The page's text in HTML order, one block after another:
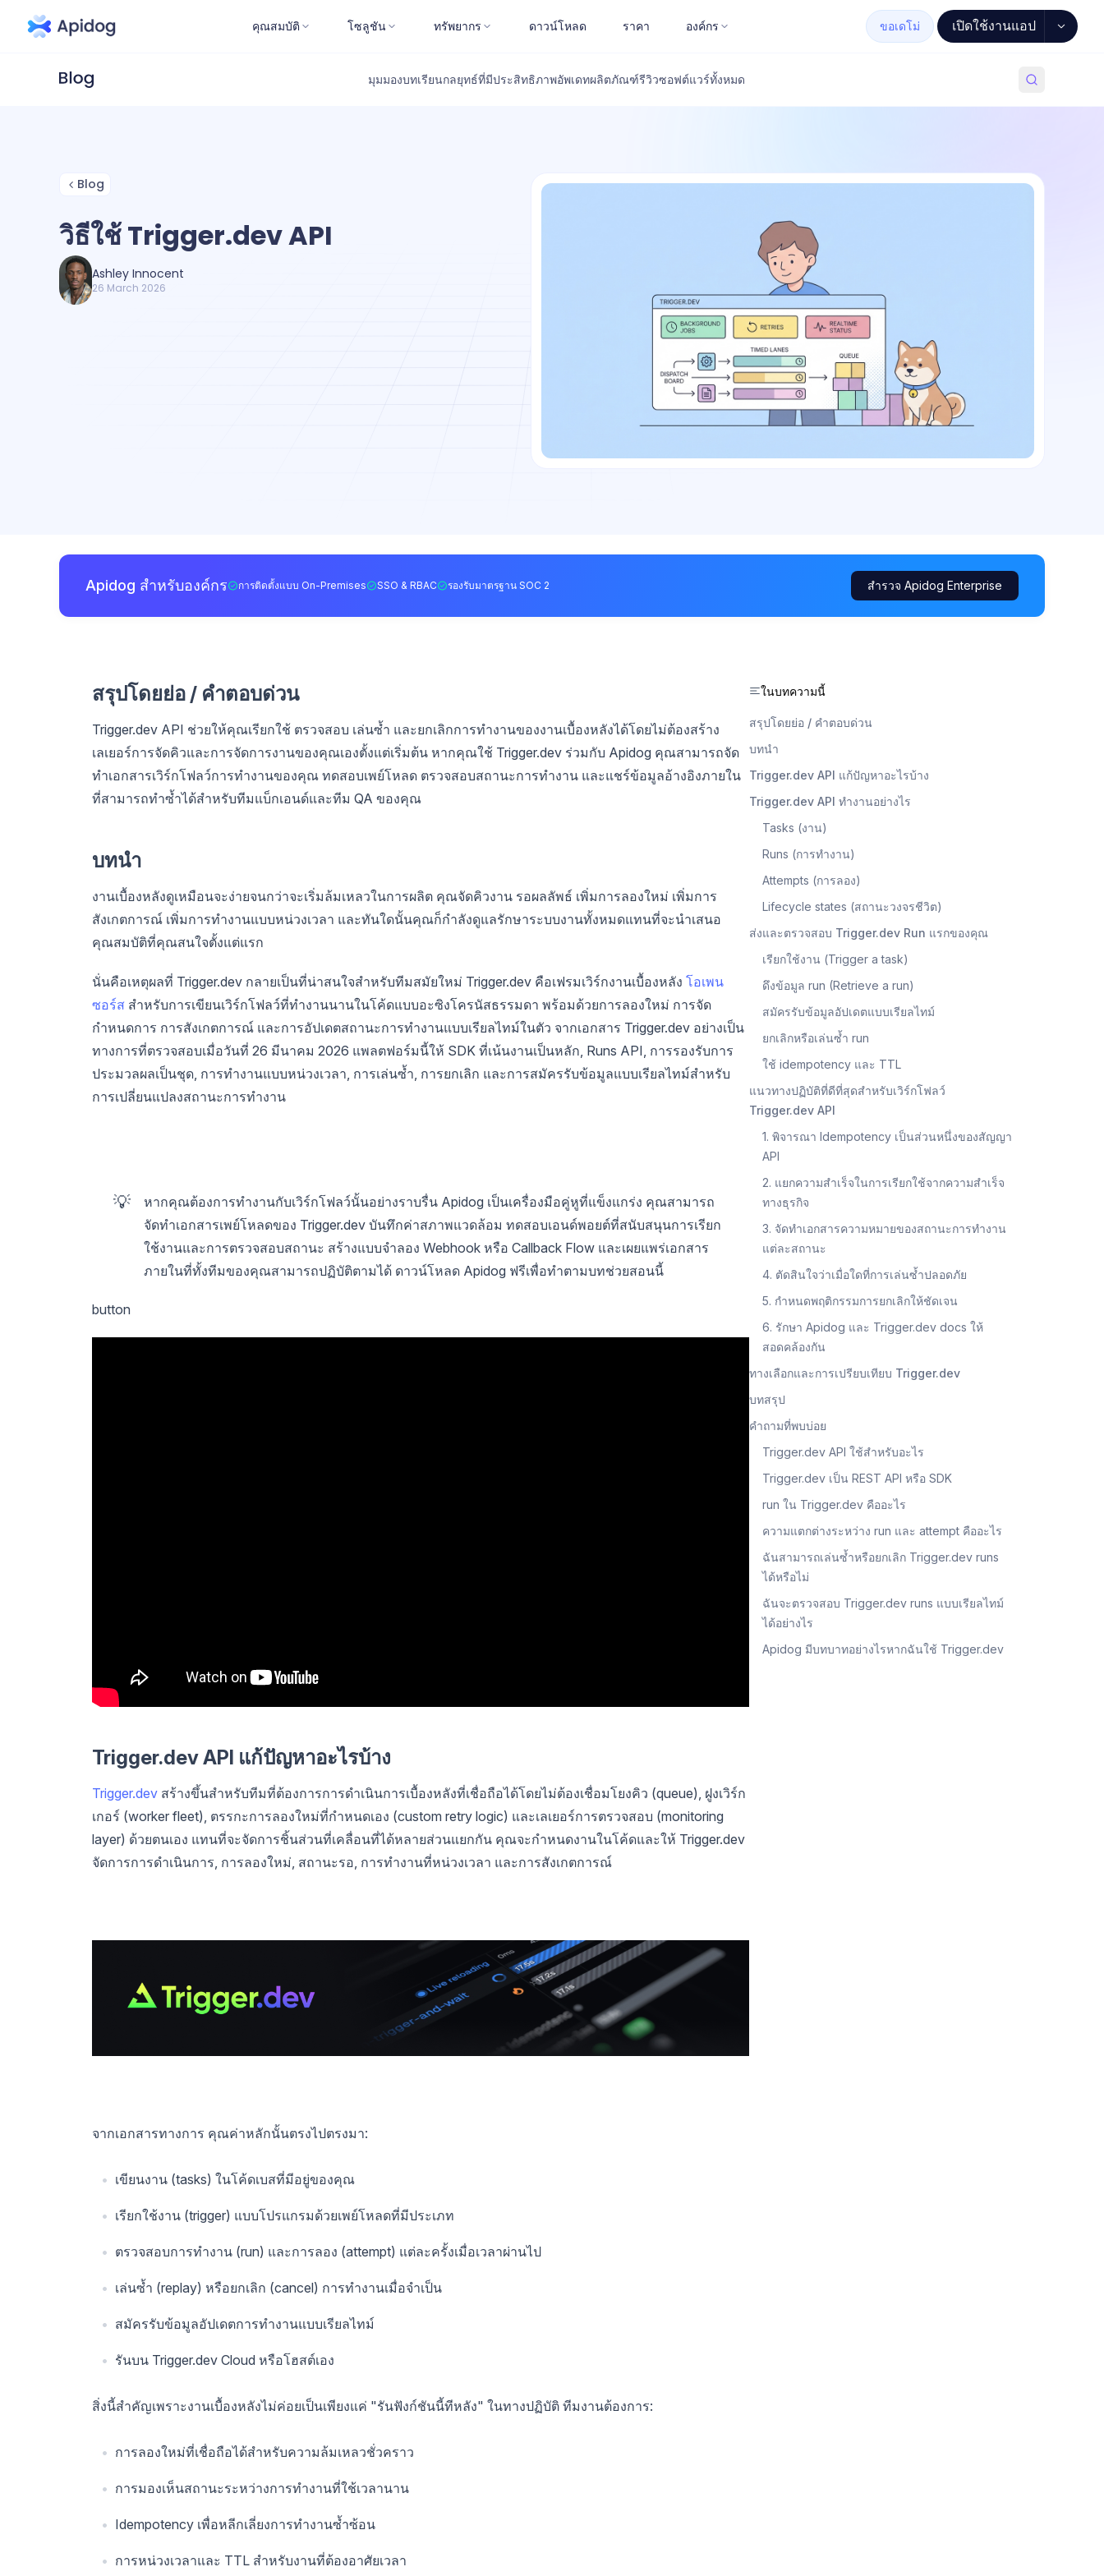
คุณสมบัติ โซลูชัน ทรัพยากร ดาวน์โหลด ราคา องค์กร ขอเดโม่ เปิดใช้งานแอป
มุมมองบทเรียนกลยุทธ์ที่มีประสิทธิภาพอัพเดทผลิตภัณฑ์รีวิวซอฟต์แวร์ทั้งหมด
Blog
วิธีใช้ Trigger.dev API
Ashley Innocent
26 March 2026
Apidog สำหรับองค์กร การติดตั้งแบบ On-Premises SSO & RBAC รองรับมาตรฐาน SOC 2 สำรวจ Apidog Enterprise
สรุปโดยย่อ / คำตอบด่วน
Trigger.dev API ช่วยให้คุณเรียกใช้ ตรวจสอบ เล่นซ้ำ และยกเลิกการทำงานของงานเบื้องหลังได้โดยไม่ต้องสร้าง
เลเยอร์การจัดคิวและการจัดการงานของคุณเองตั้งแต่เริ่มต้น หากคุณใช้ Trigger.dev ร่วมกับ Apidog คุณสามารถจัด
ทำเอกสารเวิร์กโฟลว์การทำงานของคุณ ทดสอบเพย์โหลด ตรวจสอบสถานะการทำงาน และแชร์ข้อมูลอ้างอิงภายใน
ที่สามารถทำซ้ำได้สำหรับทีมแบ็กเอนด์และทีม QA ของคุณ
บทนำ
งานเบื้องหลังดูเหมือนจะง่ายจนกว่าจะเริ่มล้มเหลวในการผลิต คุณจัดคิวงาน รอผลลัพธ์ เพิ่มการลองใหม่ เพิ่มการ
สังเกตการณ์ เพิ่มการทำงานแบบหน่วงเวลา และทันใดนั้นคุณก็กำลังดูแลรักษาระบบงานทั้งหมดแทนที่จะนำเสนอ
คุณสมบัติที่คุณสนใจตั้งแต่แรก
นั่นคือเหตุผลที่ Trigger.dev กลายเป็นที่น่าสนใจสำหรับทีมสมัยใหม่ Trigger.dev คือเฟรมเวิร์กงานเบื้องหลัง โอเพน
ซอร์ส สำหรับการเขียนเวิร์กโฟลว์ที่ทำงานนานในโค้ดแบบอะซิงโครนัสธรรมดา พร้อมด้วยการลองใหม่ การจัด
กำหนดการ การสังเกตการณ์ และการอัปเดตสถานะการทำงานแบบเรียลไทม์ในตัว จากเอกสาร Trigger.dev อย่างเป็น
ทางการที่ตรวจสอบเมื่อวันที่ 26 มีนาคม 2026 แพลตฟอร์มนี้ให้ SDK ที่เน้นงานเป็นหลัก, Runs API, การรองรับการ
ประมวลผลเป็นชุด, การทำงานแบบหน่วงเวลา, การเล่นซ้ำ, การยกเลิก และการสมัครรับข้อมูลแบบเรียลไทม์สำหรับ
การเปลี่ยนแปลงสถานะการทำงาน
💡
หากคุณต้องการทำงานกับเวิร์กโฟลว์นั้นอย่างราบรื่น Apidog เป็นเครื่องมือคู่หูที่แข็งแกร่ง คุณสามารถ
จัดทำเอกสารเพย์โหลดของ Trigger.dev บันทึกค่าสภาพแวดล้อม ทดสอบเอนด์พอยต์ที่สนับสนุนการเรียก
ใช้งานและการตรวจสอบสถานะ สร้างแบบจำลอง Webhook หรือ Callback Flow และเผยแพร่เอกสาร
ภายในที่ทั้งทีมของคุณสามารถปฏิบัติตามได้ ดาวน์โหลด Apidog ฟรีเพื่อทำตามบทช่วยสอนนี้
button
Trigger.dev API แก้ปัญหาอะไรบ้าง
Trigger.dev สร้างขึ้นสำหรับทีมที่ต้องการการดำเนินการเบื้องหลังที่เชื่อถือได้โดยไม่ต้องเชื่อมโยงคิว (queue), ฝูงเวิร์ก
เกอร์ (worker fleet), ตรรกะการลองใหม่ที่กำหนดเอง (custom retry logic) และเลเยอร์การตรวจสอบ (monitoring
layer) ด้วยตนเอง แทนที่จะจัดการชิ้นส่วนที่เคลื่อนที่ได้หลายส่วนแยกกัน คุณจะกำหนดงานในโค้ดและให้ Trigger.dev
จัดการการดำเนินการ, การลองใหม่, สถานะรอ, การทำงานที่หน่วงเวลา และการสังเกตการณ์
จากเอกสารทางการ คุณค่าหลักนั้นตรงไปตรงมา:
เขียนงาน (tasks) ในโค้ดเบสที่มีอยู่ของคุณ
เรียกใช้งาน (trigger) แบบโปรแกรมด้วยเพย์โหลดที่มีประเภท
ตรวจสอบการทำงาน (run) และการลอง (attempt) แต่ละครั้งเมื่อเวลาผ่านไป
เล่นซ้ำ (replay) หรือยกเลิก (cancel) การทำงานเมื่อจำเป็น
สมัครรับข้อมูลอัปเดตการทำงานแบบเรียลไทม์
รันบน Trigger.dev Cloud หรือโฮสต์เอง
สิ่งนี้สำคัญเพราะงานเบื้องหลังไม่ค่อยเป็นเพียงแค่ "รันฟังก์ชันนี้ทีหลัง" ในทางปฏิบัติ ทีมงานต้องการ:
การลองใหม่ที่เชื่อถือได้สำหรับความล้มเหลวชั่วคราว
การมองเห็นสถานะระหว่างการทำงานที่ใช้เวลานาน
Idempotency เพื่อหลีกเลี่ยงการทำงานซ้ำซ้อน
การหน่วงเวลาและ TTL สำหรับงานที่ต้องอาศัยเวลา
ในบทความนี้
สรุปโดยย่อ / คำตอบด่วน
บทนำ
Trigger.dev API แก้ปัญหาอะไรบ้าง
Trigger.dev API ทำงานอย่างไร
Tasks (งาน)
Runs (การทำงาน)
Attempts (การลอง)
Lifecycle states (สถานะวงจรชีวิต)
ส่งและตรวจสอบ Trigger.dev Run แรกของคุณ
เรียกใช้งาน (Trigger a task)
ดึงข้อมูล run (Retrieve a run)
สมัครรับข้อมูลอัปเดตแบบเรียลไทม์
ยกเลิกหรือเล่นซ้ำ run
ใช้ idempotency และ TTL
แนวทางปฏิบัติที่ดีที่สุดสำหรับเวิร์กโฟลว์
Trigger.dev API
1. พิจารณา Idempotency เป็นส่วนหนึ่งของสัญญา
API
2. แยกความสำเร็จในการเรียกใช้จากความสำเร็จ
ทางธุรกิจ
3. จัดทำเอกสารความหมายของสถานะการทำงาน
แต่ละสถานะ
4. ตัดสินใจว่าเมื่อใดที่การเล่นซ้ำปลอดภัย
5. กำหนดพฤติกรรมการยกเลิกให้ชัดเจน
6. รักษา Apidog และ Trigger.dev docs ให้
สอดคล้องกัน
ทางเลือกและการเปรียบเทียบ Trigger.dev
บทสรุป
คำถามที่พบบ่อย
Trigger.dev API ใช้สำหรับอะไร
Trigger.dev เป็น REST API หรือ SDK
run ใน Trigger.dev คืออะไร
ความแตกต่างระหว่าง run และ attempt คืออะไร
ฉันสามารถเล่นซ้ำหรือยกเลิก Trigger.dev runs
ได้หรือไม่
ฉันจะตรวจสอบ Trigger.dev runs แบบเรียลไทม์
ได้อย่างไร
Apidog มีบทบาทอย่างไรหากฉันใช้ Trigger.dev